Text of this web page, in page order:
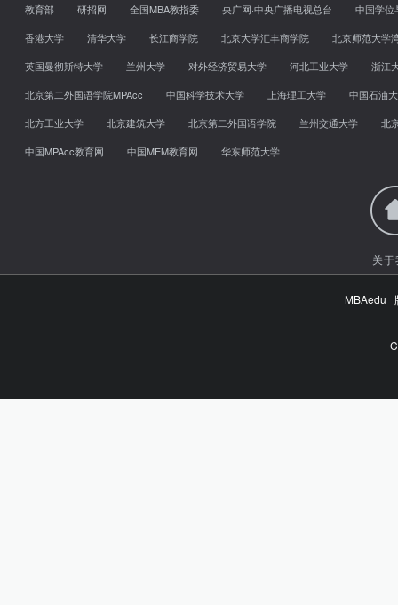
教育部 研招网 全国MBA教指委 央广网·中央广播电视总台
中国学位
香港大学
清华大学 长江商学院 北京大学汇丰商学院
北京师范大学
英国曼彻斯特大学
兰州大学 对外经济贸易大学 河北工业大学
浙江
北京第二外国语学院MPAcc
中国科学技术大学 上海理工大学
中国石油
北方工业大学
北京建筑大学 北京第二外国语学院 兰州交通大学
北
中国MPAcc教育网
中国MEM教育网 华东师范大学
关
MBAedu